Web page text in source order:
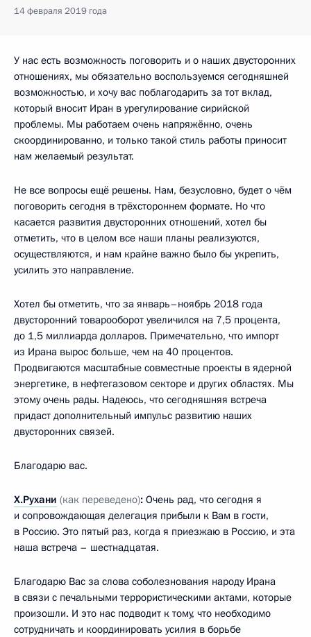
14 февраля 2019 года
У нас есть возможность поговорить и о наших двусторонних
отношениях, мы обязательно воспользуемся сегодняшней
возможностью, и хочу вас поблагодарить за тот вклад,
который вносит Иран в урегулирование сирийской
проблемы. Мы работаем очень напряжённо, очень
скоординированно, и только такой стиль работы приносит
нам желаемый результат.
Не все вопросы ещё решены. Нам, безусловно, будет о чём
поговорить сегодня в трёхстороннем формате. Но что
касается развития двусторонних отношений, хотел бы
отметить, что в целом все наши планы реализуются,
осуществляются, и нам крайне важно было бы укрепить,
усилить это направление.
Хотел бы отметить, что за январь–ноябрь 2018 года
двусторонний товарооборот увеличился на 7,5 процента,
до 1,5 миллиарда долларов. Примечательно, что импорт
из Ирана вырос больше, чем на 40 процентов.
Продвигаются масштабные совместные проекты в ядерной
энергетике, в нефтегазовом секторе и других областях. Мы
этому очень рады. Надеюсь, что сегодняшняя встреча
придаст дополнительный импульс развитию наших
двусторонних связей.
Благодарю вас.
Х.Рухани (как переведено): Очень рад, что сегодня я
и сопровождающая делегация прибыли к Вам в гости,
в Россию. Это пятый раз, когда я приезжаю в Россию, и эта
наша встреча – шестнадцатая.
Благодарю Вас за слова соболезнования народу Ирана
в связи с печальными террористическими актами, которые
произошли. И это нас подводит к тому, что необходимо
сотрудничать и координировать усилия в борьбе